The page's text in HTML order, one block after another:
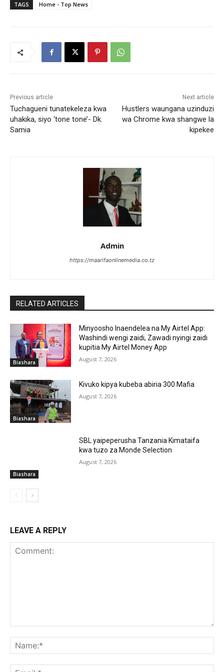
TAGS Home - Top News
Previous article
Tuchagueni tunatekeleza kwa
uhakika, siyo ‘tone tone’- Dk.
Samia
Next article
Hustlers waungana uzinduzi
wa Chrome kwa shangwe la
kipekee
Admin
https://maarifaonlinemedia.co.tz
RELATED ARTICLES
Biashara
Minyoosho Inaendelea na My Airtel App:
Washindi wengi zaidi, Zawadi nyingi zaidi
kupitia My Airtel Money App
August 7, 2026
Biashara
Kivuko kipya kubeba abiria 300 Mafia
August 7, 2026
Biashara
SBL yaipeperusha Tanzania Kimataifa
kwa tuzo za Monde Selection
August 7, 2026
LEAVE A REPLY